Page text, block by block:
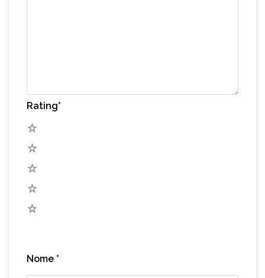
Rating*
Nome *